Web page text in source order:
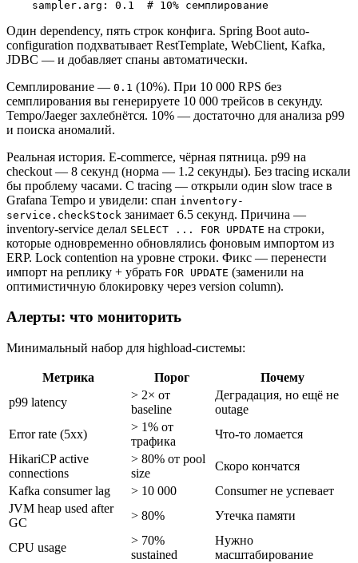
Один dependency, пять строк конфига. Spring Boot auto-
configuration подхватывает RestTemplate, WebClient, Kafka,
JDBC — и добавляет спаны автоматически.
Семплирование — 0.1 (10%). При 10 000 RPS без
семплирования вы генерируете 10 000 трейсов в секунду.
Tempo/Jaeger захлебнётся. 10% — достаточно для анализа p99
и поиска аномалий.
Реальная история. E-commerce, чёрная пятница. p99 на
checkout — 8 секунд (норма — 1.2 секунды). Без tracing искали
бы проблему часами. С tracing — открыли один slow trace в
Grafana Tempo и увидели: спан inventory-
service.checkStock занимает 6.5 секунд. Причина —
inventory-service делал SELECT ... FOR UPDATE на строки,
которые одновременно обновлялись фоновым импортом из
ERP. Lock contention на уровне строки. Фикс — перенести
импорт на реплику + убрать FOR UPDATE (заменили на
оптимистичную блокировку через version column).
Алерты: что мониторить
Минимальный набор для highload-системы:
Метрика Порог
Почему
p99 latency
> 2× от
baseline
Деградация, но ещё не
outage
Error rate (5xx)
> 1% от
трафика
Что-то ломается
HikariCP active
connections
> 80% от pool
size
Скоро кончатся
Kafka consumer lag
> 10 000
Consumer не успевает
JVM heap used after
GC
> 80% Утечка памяти
CPU usage
> 70%
sustained
Нужно
масштабирование